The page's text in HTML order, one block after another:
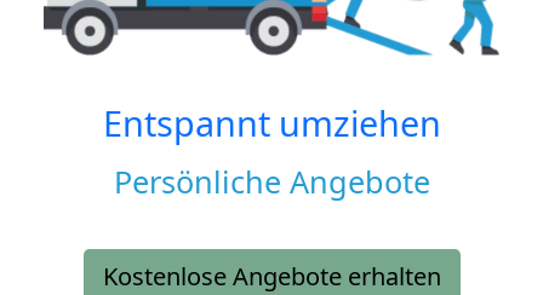
Entspannt umziehen
Persönliche Angebote
Kostenlose Angebote erhalten